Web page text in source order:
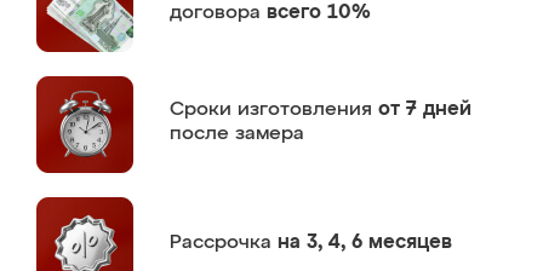
договора всего 10%
Сроки изготовления от 7 дней
после замера
Рассрочка на 3, 4, 6 месяцев